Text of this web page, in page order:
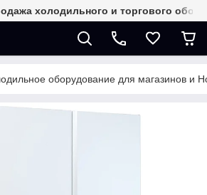
холодильного и торгового
оборудование для магазинов и